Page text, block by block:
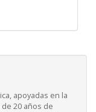
apoyadas en la
20 años de